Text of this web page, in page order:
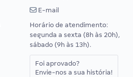
E-mail
Horário de atendimento:
segunda a sexta (8h às 20h),
sábado (9h às 13h).
Foi aprovado?
Envie-nos a sua história!